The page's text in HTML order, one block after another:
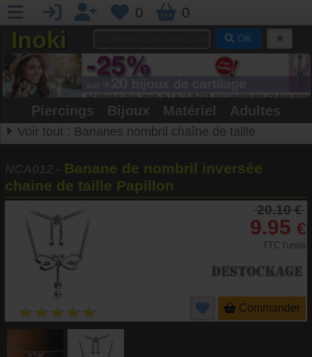
0 0
Inoki OK
Piercings Bijoux Matériel Adultes
Voir tout : Bananes nombril chaîne de taille
Banane de nombril inversée
chaine de taille Papillon
20.10 €
9.95 €
TTC l'unité
Commander